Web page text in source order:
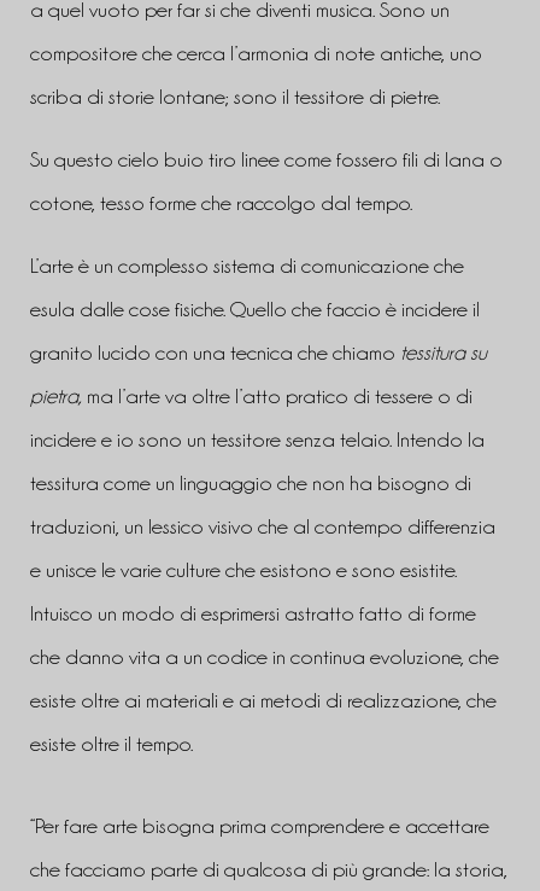
a quel vuoto per far si che diventi musica. Sono un
compositore che cerca l’armonia di note antiche, uno
scriba di storie lontane; sono il tessitore di pietre.
Su questo cielo buio tiro linee come fossero fili di lana o
cotone, tesso forme che raccolgo dal tempo.
L’arte è un complesso sistema di comunicazione che
esula dalle cose fisiche. Quello che faccio è incidere il
granito lucido con una tecnica che chiamo tessitura su
pietra, ma l’arte va oltre l’atto pratico di tessere o di
incidere e io sono un tessitore senza telaio. Intendo la
tessitura come un linguaggio che non ha bisogno di
traduzioni, un lessico visivo che al contempo differenzia
e unisce le varie culture che esistono e sono esistite.
Intuisco un modo di esprimersi astratto fatto di forme
che danno vita a un codice in continua evoluzione, che
esiste oltre ai materiali e ai metodi di realizzazione, che
esiste oltre il tempo.
“Per fare arte bisogna prima comprendere e accettare
che facciamo parte di qualcosa di più grande: la storia,